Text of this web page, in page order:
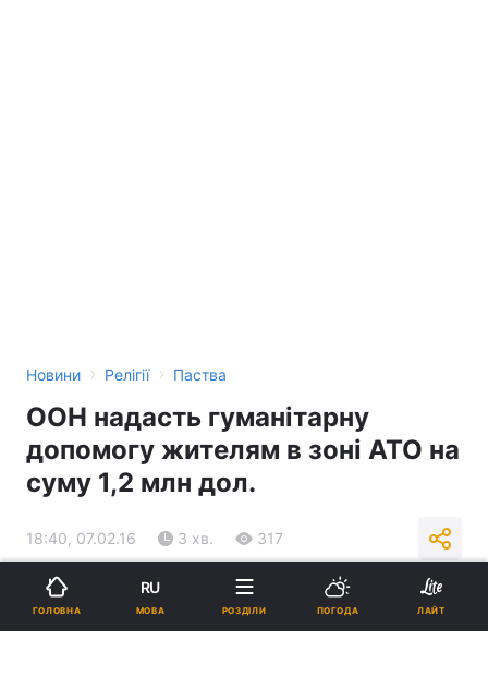
Новини › Релігії › Паства
ООН надасть гуманітарну
допомогу жителям в зоні АТО на
суму 1,2 млн дол.
18:40, 07.02.16 3 хв. 317
Підпишіться на нас в Google
ГОЛОВНА
RU
МОВА РОЗДІЛИ ПОГОДА ЛАЙТ